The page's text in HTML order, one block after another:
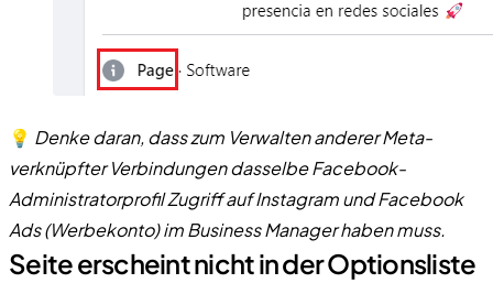
💡 Denke daran, dass zum Verwalten anderer Meta-
verknüpfter Verbindungen dasselbe Facebook-
Administratorprofil Zugriff auf Instagram und Facebook
Ads (Werbekonto) im Business Manager haben muss.
Seite erscheint nicht in der Optionsliste